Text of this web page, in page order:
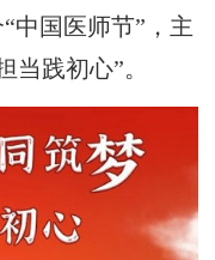
中国医师节”，主
当践初心”。